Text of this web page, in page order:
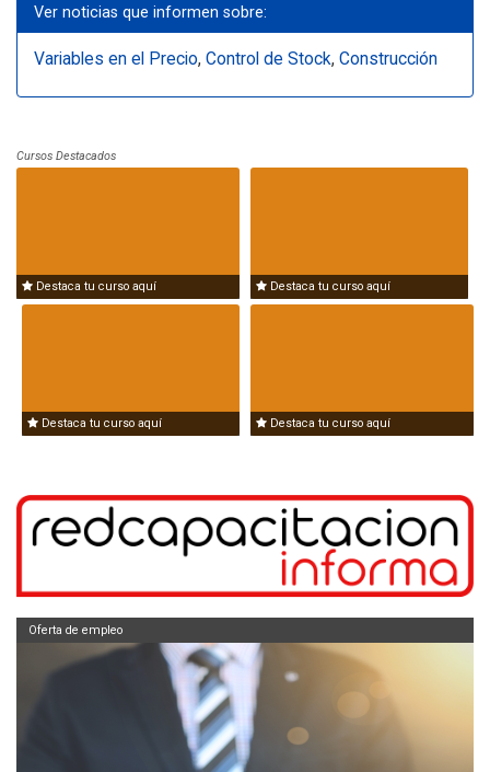
Ver noticias que informen sobre:
Variables en el Precio, Control de Stock, Construcción
Cursos Destacados
Destaca tu curso aquí Destaca tu curso aquí
Destaca tu curso aquí Destaca tu curso aquí
Oferta de empleo